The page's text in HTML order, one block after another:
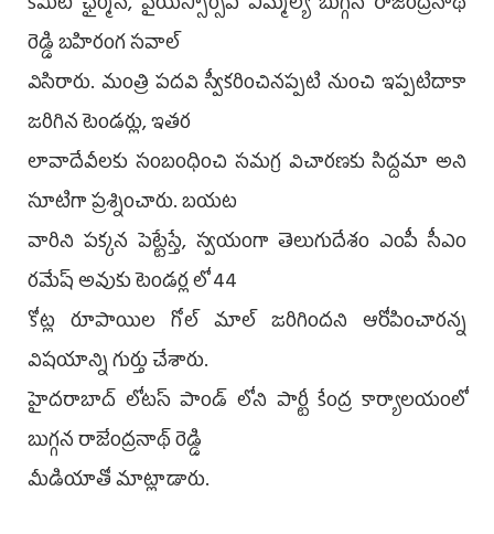
రెడ్డి బహిరంగ సవాల్
విసిరారు. మంత్రి పదవి స్వీకరించినప్పటి నుంచి ఇప్పటిదాకా
జరిగిన టెండర్లు, ఇతర
లావాదేవీలకు సంబంధించి సమగ్ర విచారణకు సిద్దమా అని
సూటిగా ప్రశ్నించారు. బయట
వారిని పక్కన పెట్టేస్తే, స్వయంగా తెలుగుదేశం ఎంపీ సీఎం
రమేష్ అవుకు టెండర్ల లో 44
కోట్ల రూపాయిల గోల్ మాల్ జరిగిందని ఆరోపించారన్న
విషయాన్ని గుర్తు చేశారు.
హైదరాబాద్ లోటస్ పాండ్ లోని పార్టీ కేంద్ర కార్యాలయంలో
బుగ్గన రాజేంద్రనాథ్ రెడ్డి
మీడియాతో మాట్లాడారు.